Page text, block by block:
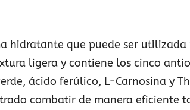
hidratante que puede ser
ligera y contiene los cinco
ácido ferúlico, L-Carnosina y
combatir de manera eficiente